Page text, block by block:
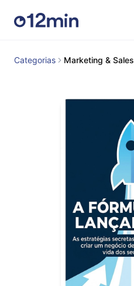
Categorias Marketing & Sales